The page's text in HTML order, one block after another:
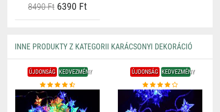
8490 Ft 6390 Ft
INNE PRODUKTY Z KATEGORII KARÁCSONYI DEKORÁCIÓ
ÚJDONSÁG KEDVEZMÉNY ÚJDONSÁG KEDVEZMÉNY